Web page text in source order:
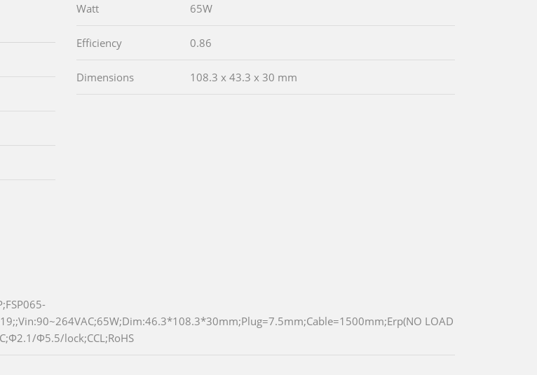
Watt 65W
Efficiency 0.86
Dimensions 108.3 x 43.3 x 30 mm
LOAD
Φ5.5/lock;CCL;RoHS